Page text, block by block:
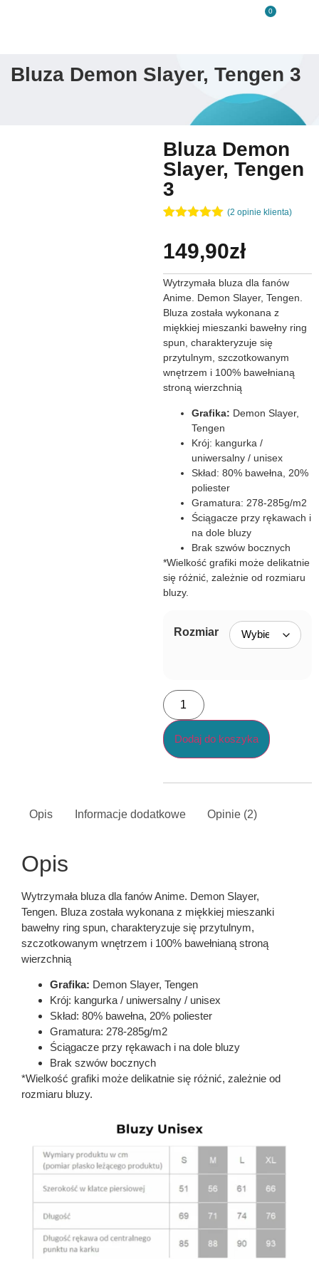
0
Bluza Demon Slayer, Tengen 3
Bluza Demon
Slayer, Tengen
3
na
podstawie
ocen
klientów
(2 opinie klienta)
149,90zł
Wytrzymała bluza dla fanów
Anime. Demon Slayer, Tengen.
Bluza została wykonana z
miękkiej mieszanki bawełny ring
spun, charakteryzuje się
przytulnym, szczotkowanym
wnętrzem i 100% bawełnianą
stroną wierzchnią
Grafika: Demon Slayer,
Tengen
Krój: kangurka /
uniwersalny / unisex
Skład: 80% bawełna, 20%
poliester
Gramatura: 278-285g/m2
Ściągacze przy rękawach i
na dole bluzy
Brak szwów bocznych
*Wielkość grafiki może delikatnie
się różnić, zależnie od rozmiaru
bluzy.
Rozmiar
Dodaj do koszyka
Opis Informacje dodatkowe Opinie (2)
Opis
Wytrzymała bluza dla fanów Anime. Demon Slayer,
Tengen. Bluza została wykonana z miękkiej mieszanki
bawełny ring spun, charakteryzuje się przytulnym,
szczotkowanym wnętrzem i 100% bawełnianą stroną
wierzchnią
Grafika: Demon Slayer, Tengen
Krój: kangurka / uniwersalny / unisex
Skład: 80% bawełna, 20% poliester
Gramatura: 278-285g/m2
Ściągacze przy rękawach i na dole bluzy
Brak szwów bocznych
*Wielkość grafiki może delikatnie się różnić, zależnie od
rozmiaru bluzy.